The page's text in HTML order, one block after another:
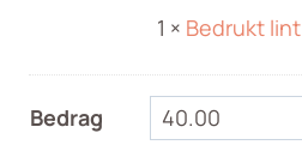
lint
1 × Bedrukt lint
Bedrag